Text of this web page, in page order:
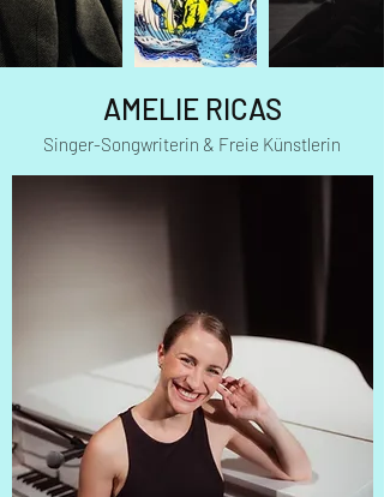
AMELIE RICAS
Singer-Songwriterin & Freie Künstlerin